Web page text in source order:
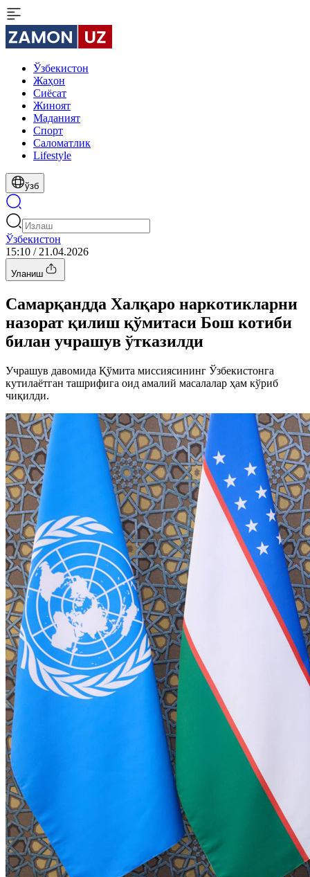
Ўзбекистон
Жаҳон
Сиёсат
Жиноят
Маданият
Спорт
Cаломатлик
Lifestyle
ўзб
Ўзбекистон
15:10 / 21.04.2026
Уланиш
Самарқандда Халқаро наркотикларни
назорат қилиш қўмитаси Бош котиби
билан учрашув ўтказилди
Учрашув давомида Қўмита миссиясининг Ўзбекистонга
кутилаётган ташрифига оид амалий масалалар ҳам кўриб
чиқилди.